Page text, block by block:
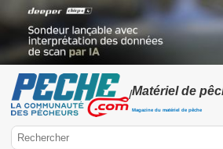
/Matériel de
Magazine du matériel de pêche